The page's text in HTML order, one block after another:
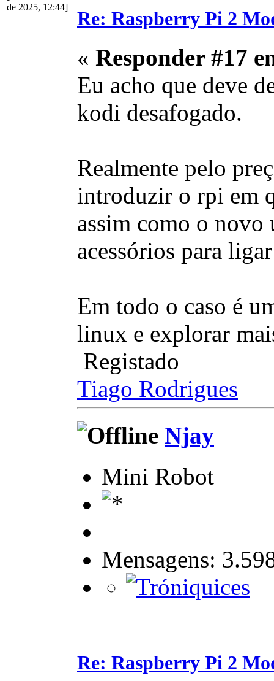
de 2025, 12:44]
Re: Raspberry Pi 2
« Responder #17
Eu acho que deve
kodi desafogado.
Realmente pelo
introduzir o rpi em
assim como o novo
acessórios para
Em todo o caso é
linux e explorar
Registado
Tiago Rodrigues
Njay
Mini Robot
Mensagens:
Re: Raspberry Pi 2